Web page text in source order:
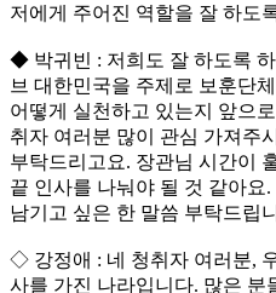
저에게 주어진 역할을 잘 하도
◆ 박귀빈 : 저희도 잘 하도록
브 대한민국을 주제로 보훈단
어떻게 실천하고 있는지 앞으
취자 여러분 많이 관심 가져주
부탁드리고요. 장관님 시간이
끝 인사를 나눠야 될 것 같아요
남기고 싶은 한 말씀 부탁드립
◇ 강정애 : 네 청취자 여러분,
사를 가진 나라입니다. 많은 분